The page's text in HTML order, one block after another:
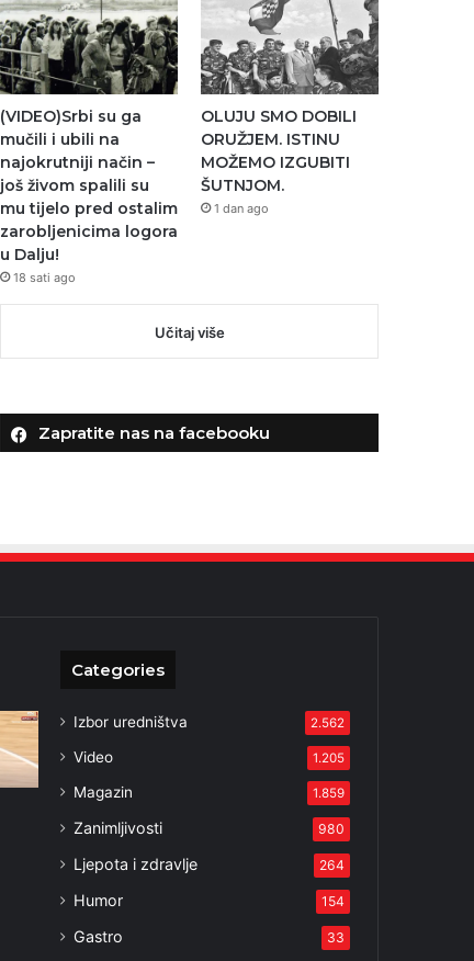
(VIDEO)Srbi su ga
mučili i ubili na
najokrutniji način –
još živom spalili su
mu tijelo pred ostalim
zarobljenicima logora
u Dalju!
18 sati ago
OLUJU SMO DOBILI
ORUŽJEM. ISTINU
MOŽEMO IZGUBITI
ŠUTNJOM.
1 dan ago
Učitaj više
Zapratite nas na facebooku
Categories
Izbor uredništva 2.562
Video 1.205
Magazin 1.859
Zanimljivosti 980
Ljepota i zdravlje 264
Humor 154
Gastro 33